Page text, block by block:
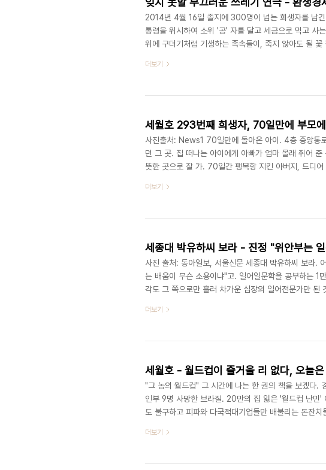
2014년 4월 16일 졸지에 300명이 넘는 희생자를 남
통령을 위시하여 소위 '공' 자를 달고 세금으로 먹고 사
위에 구더기처럼 기생하는 족속들이, 죽지 않아도 될
못하고 수장되어 있다. 잊지 말자고 다짐하면서도, 삶
가? 얼마 전 사고에서 살아남은 단원고 2학년 학생들이
더보기
세월호 293번째 희생자, 70일만에 부모에
사진출처: News1 70일만에 돌아온 아이. 4층 중앙통
던 그 곳. 집 떠나는 아이에게 아빠가 엄마 몰래 쥐어
뜻한 곳으로 잘 가. 70일간 팽목항 지킨 아버지, 드디
끝까지 다 봤어. 내 딸 보는 게 소원이고… 이럴 줄 알았
도 팽목항 방파제 위에서 사고해역을 바라보며 실종자
더보기
세종대 박유하씨 보라 - 진정 "위안부는
사진 출처: 동아일보, 서울신문 세종대 박유하씨 보라.
는 배움이 무슨 소용이냐"고. 일어일문학을 공부하는 1
각도 그 쪽으로만 흘러 차가운 심장의 일어전문가만 된
도 겪고 온다면, 지금 처럼 "위안부의 권력", "위안부는
사 사람이 아니라 짐승이라도 말이다. 성기 점막과 가
더보기
세월호 - 월드컵이 즐거울 리 없다, 오늘
"그 놈의 월드컵" 그 시간에 나는 한 권의 책을 보겠다.
인부 9명 사망한 브라질. 20만의 집 잃은 '월드컵 난민'
도 불구하고 피파와 다국적대기업들만 배불리는 돈잔
그대로 연결된다. 게다가, 진도 앞바다에 생목숨 292
열리는 날입니다. 아래는 유족대책위 김병권 대표의 발
더보기